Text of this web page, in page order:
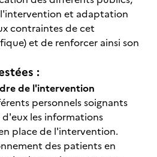
et adaptation
contraintes de cet
et de renforcer ainsi son
:
de l'intervention
personnels soignants
les informations
place de l'intervention.
des patients en